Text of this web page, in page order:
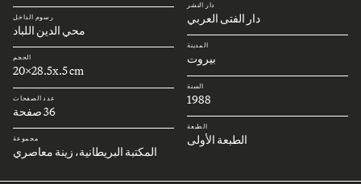
دار النشر
دار الفتى العربي
المدينة
بيروت
السنة
1988
الطبعة
الطبعة الأولى
رسوم الداخل
محي الدين اللباد
الحجم
20x28.5x.5 cm
عدد الصفحات
36 صفحة
مجموعة
المكتبة البريطانية، زينة معاصري